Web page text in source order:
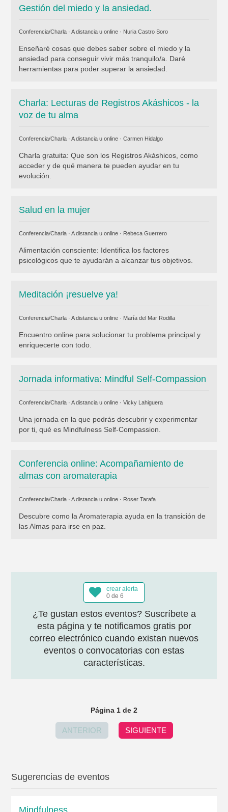
Gestión del miedo y la ansiedad.
Conferencia/Charla · A distancia u online · Nuria Castro Soro
Enseñaré cosas que debes saber sobre el miedo y la
ansiedad para conseguir vivir más tranquilo/a. Daré
herramientas para poder superar la ansiedad.
Charla: Lecturas de Registros Akáshicos - la
voz de tu alma
Conferencia/Charla · A distancia u online · Carmen Hidalgo
Charla gratuita: Que son los Registros Akáshicos, como
acceder y de qué manera te pueden ayudar en tu
evolución.
Salud en la mujer
Conferencia/Charla · A distancia u online · Rebeca Guerrero
Alimentación consciente: Identifica los factores
psicológicos que te ayudarán a alcanzar tus objetivos.
Meditación ¡resuelve ya!
Conferencia/Charla · A distancia u online · María del Mar Rodilla
Encuentro online para solucionar tu problema principal y
enriquecerte con todo.
Jornada informativa: Mindful Self-Compassion
Conferencia/Charla · A distancia u online · Vicky Lahiguera
Una jornada en la que podrás descubrir y experimentar
por ti, qué es Mindfulness Self-Compassion.
Conferencia online: Acompañamiento de
almas con aromaterapia
Conferencia/Charla · A distancia u online · Roser Tarafa
Descubre como la Aromaterapia ayuda en la transición de
las Almas para irse en paz.
crear alerta
0 de 6
¿Te gustan estos eventos? Suscríbete a
esta página y te notificamos gratis por
correo electrónico cuando existan nuevos
eventos o convocatorias con estas
características.
Página 1 de 2
ANTERIOR SIGUIENTE
Sugerencias de eventos
Mindfulness